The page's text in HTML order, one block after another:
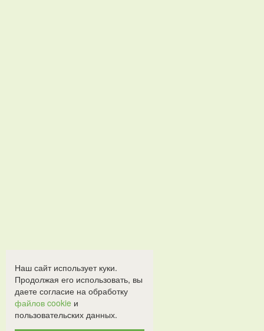
Наш сайт использует куки.
Продолжая его использовать, вы
даете согласие на обработку
файлов cookie и
пользовательских данных.